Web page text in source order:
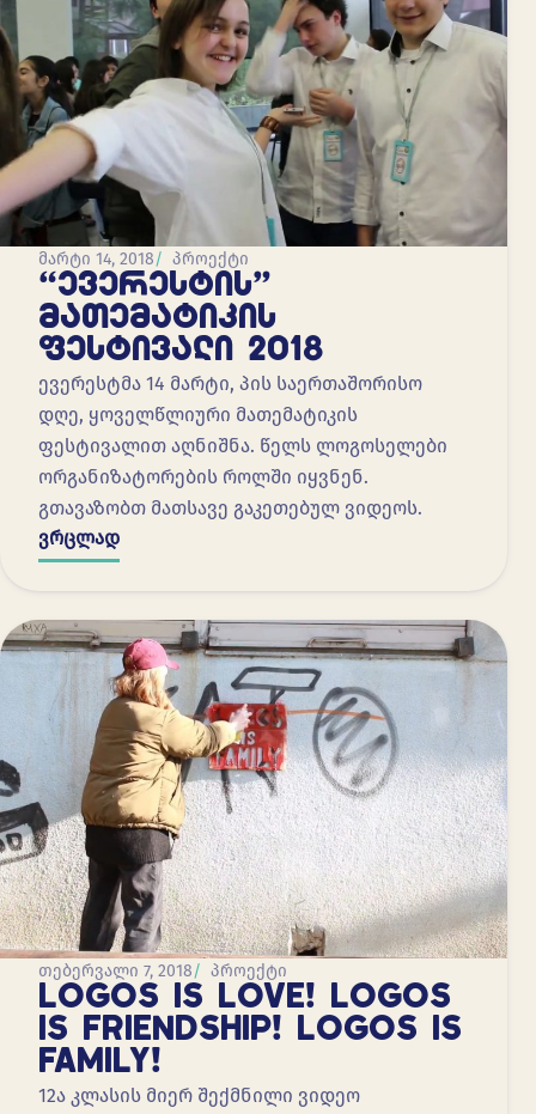
მარტი 14, 2018 პროექტი
“ᲔᲕᲔᲠᲔᲡᲢᲘᲡ”
ᲛᲐᲗᲔᲛᲐᲢᲘᲙᲘᲡ
ᲤᲔᲡᲢᲘᲕᲐᲚᲘ 2018
ევერესტმა 14 მარტი, პის საერთაშორისო
დღე, ყოველწლიური მათემატიკის
ფესტივალით აღნიშნა. წელს ლოგოსელები
ორგანიზატორების როლში იყვნენ.
გთავაზობთ მათსავე გაკეთებულ ვიდეოს.
ვრცლად
თებერვალი 7, 2018 პროექტი
LOGOS IS LOVE! LOGOS
IS FRIENDSHIP! LOGOS IS
FAMILY!
12ა კლასის მიერ შექმნილი ვიდეო